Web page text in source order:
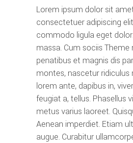
Lorem ipsum dolor sit
consectetuer adipiscing
commodo ligula eget
massa. Cum sociis Theme
penatibus et magnis dis
montes, nascetur ridiculus
lorem ante, dapibus in,
feugiat a, tellus. Phasellus
metus varius laoreet.
Aenean imperdiet. Etiam
augue. Curabitur